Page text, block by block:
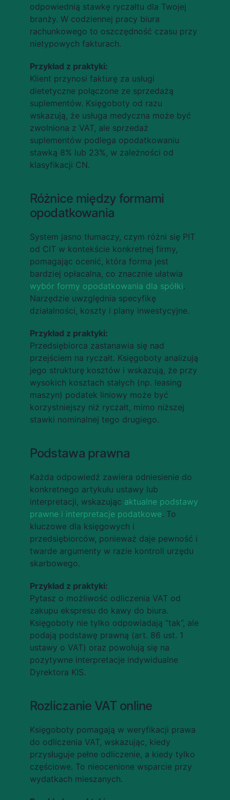
odpowiednią stawkę ryczałtu dla Twojej
branży. W codziennej pracy biura
rachunkowego to oszczędność czasu przy
nietypowych fakturach.
Przykład z praktyki:
Klient przynosi fakturę za usługi
dietetyczne połączone ze sprzedażą
suplementów. Księgoboty od razu
wskazują, że usługa medyczna może być
zwolniona z VAT, ale sprzedaż
suplementów podlega opodatkowaniu
stawką 8% lub 23%, w zależności od
klasyfikacji CN.
Różnice między formami
opodatkowania
System jasno tłumaczy, czym różni się PIT
od CIT w kontekście konkretnej firmy,
pomagając ocenić, która forma jest
wybór formy opodatkowania dla spółki.
Narzędzie uwzględnia specyfikę
działalności, koszty i plany inwestycyjne.
Przykład z praktyki:
Przedsiębiorca zastanawia się nad
przejściem na ryczałt. Księgoboty analizują
jego strukturę kosztów i wskazują, że przy
wysokich kosztach stałych (np. leasing
maszyn) podatek liniowy może być
korzystniejszy niż ryczałt, mimo niższej
stawki nominalnej tego drugiego.
Podstawa prawna
Każda odpowiedź zawiera odniesienie do
konkretnego artykułu ustawy lub
interpretacji, wskazując aktualne podstawy
prawne i interpretacje podatkowe. To
kluczowe dla księgowych i
przedsiębiorców, ponieważ daje pewność i
twarde argumenty w razie kontroli urzędu
skarbowego.
Przykład z praktyki:
Pytasz o możliwość odliczenia VAT od
zakupu ekspresu do kawy do biura.
Księgoboty nie tylko odpowiadają “tak”, ale
podają podstawę prawną (art. 86 ust. 1
ustawy o VAT) oraz powołują się na
pozytywne interpretacje indywidualne
Dyrektora KIS.
Rozliczanie VAT online
Księgoboty pomagają w weryfikacji prawa
do odliczenia VAT, wskazując, kiedy
przysługuje pełne odliczenie, a kiedy tylko
częściowe. To nieocenione wsparcie przy
wydatkach mieszanych.